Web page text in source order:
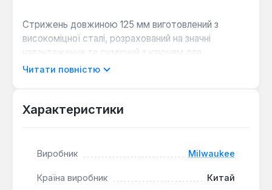
Стрижень довжиною 125 мм виготовлений з
високоміцної сталі, розрахований на значні
навантаження та сумісний з ключем для
додаткового зусилля при закручуванні. Магнітний
кріпленням.
рукоятка гарантує комфортний хват і
ковзання навіть при тривалій роботі.
Читати повністю
Характеристики
Виробник Milwaukee
Країна виробник Китай